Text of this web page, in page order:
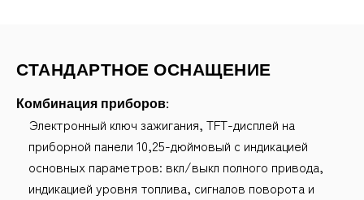
СТАНДАРТНОЕ ОСНАЩЕНИЕ
Комбинация приборов:
Электронный ключ зажигания, TFT-дисплей на
приборной панели 10,25-дюймовый с индикацией
основных параметров: вкл/выкл полного привода,
индикацией уровня топлива, сигналов поворота и